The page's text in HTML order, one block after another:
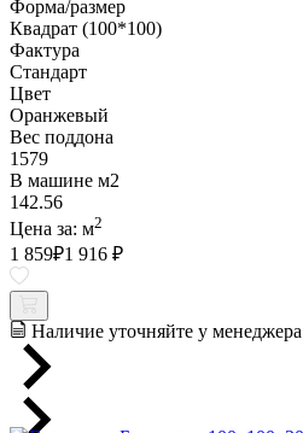
Форма/размер
Квадрат (100*100)
Фактура
Стандарт
Цвет
Оранжевый
Вес поддона
1579
В машине м2
142.56
Цена за: м2
1 859₽1 916 ₽
Наличие уточняйте у менеджера